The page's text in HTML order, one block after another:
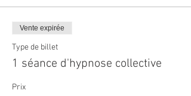
Vente expirée
Type de billet
1 séance d'hypnose collective
Prix